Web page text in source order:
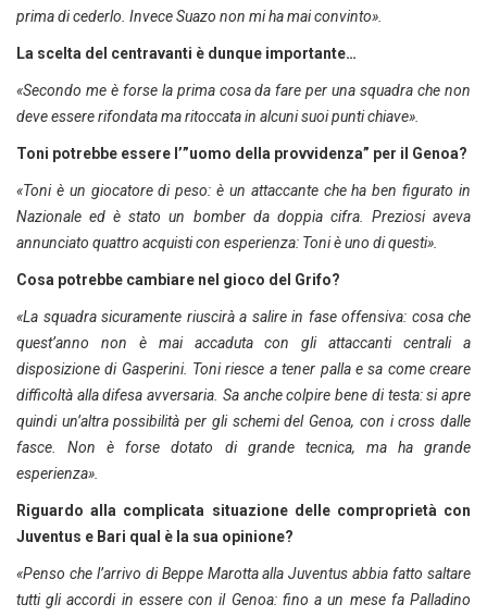
prima di cederlo. Invece Suazo non mi ha mai convinto».
La scelta del centravanti è dunque importante…
«Secondo me è forse la prima cosa da fare per una squadra che non
deve essere rifondata ma ritoccata in alcuni suoi punti chiave».
Toni potrebbe essere l’”uomo della provvidenza” per il Genoa?
«Toni è un giocatore di peso: è un attaccante che ha ben figurato in
Nazionale ed è stato un bomber da doppia cifra. Preziosi aveva
annunciato quattro acquisti con esperienza: Toni è uno di questi».
Cosa potrebbe cambiare nel gioco del Grifo?
«La squadra sicuramente riuscirà a salire in fase offensiva: cosa che
quest’anno non è mai accaduta con gli attaccanti centrali a
disposizione di Gasperini. Toni riesce a tener palla e sa come creare
difficoltà alla difesa avversaria. Sa anche colpire bene di testa: si apre
quindi un’altra possibilità per gli schemi del Genoa, con i cross dalle
fasce. Non è forse dotato di grande tecnica, ma ha grande
esperienza».
Riguardo alla complicata situazione delle comproprietà con
Juventus e Bari qual è la sua opinione?
«Penso che l’arrivo di Beppe Marotta alla Juventus abbia fatto saltare
tutti gli accordi in essere con il Genoa: fino a un mese fa Palladino